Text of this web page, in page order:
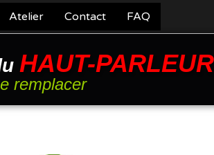
Atelier Contact FAQ
HAUT-PARLEUR
remplacer